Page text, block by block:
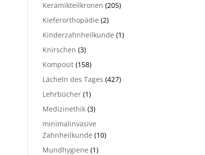
Keramikteilkronen (205)
Kieferorthopädie (2)
Kinderzahnheilkunde (1)
Knirschen (3)
Komposit (158)
Lächeln des Tages (427)
Lehrbücher (1)
Medizinethik (3)
minimalinvasive
Zahnheilkunde (10)
Mundhygiene (1)